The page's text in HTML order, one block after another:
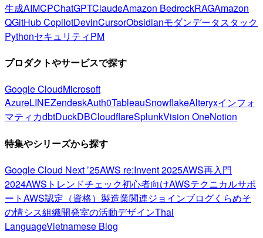
生成AIMCPChatGPTClaudeAmazon BedrockRAGAmazon
QGitHub CopilotDevinCursorObsidianモダンデータスタック
PythonセキュリティPM
プロダクトやサービスで探す
Google CloudMicrosoft
AzureLINEZendeskAuth0TableauSnowflakeAlteryxインフォ
マティカdbtDuckDBCloudflareSplunkVision OneNotion
特集やシリーズから探す
Google Cloud Next ’25AWS re:Invent 2025AWS再入門
2024AWSトレンドチェック初心者向けAWSテクニカルサポ
ートAWS認定（資格） 製造業関連ジョインブログくらめそ
の情シス組織開発室の活動デザインThai
LanguageVietnamese Blog